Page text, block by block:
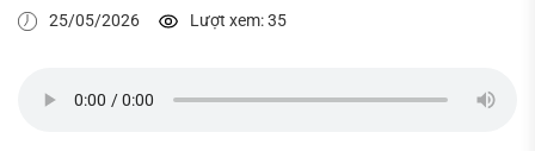
25/05/2026 Lượt xem: 35
Tìm